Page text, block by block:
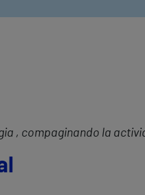
, compaginando la